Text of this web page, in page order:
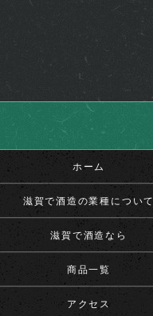
ホーム
滋賀で酒造の業種について
滋賀で酒造なら
商品一覧
アクセス